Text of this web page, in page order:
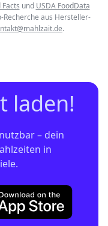
Facts und USDA FoodData
Recherche aus Hersteller-
.
laden!
– dein
in